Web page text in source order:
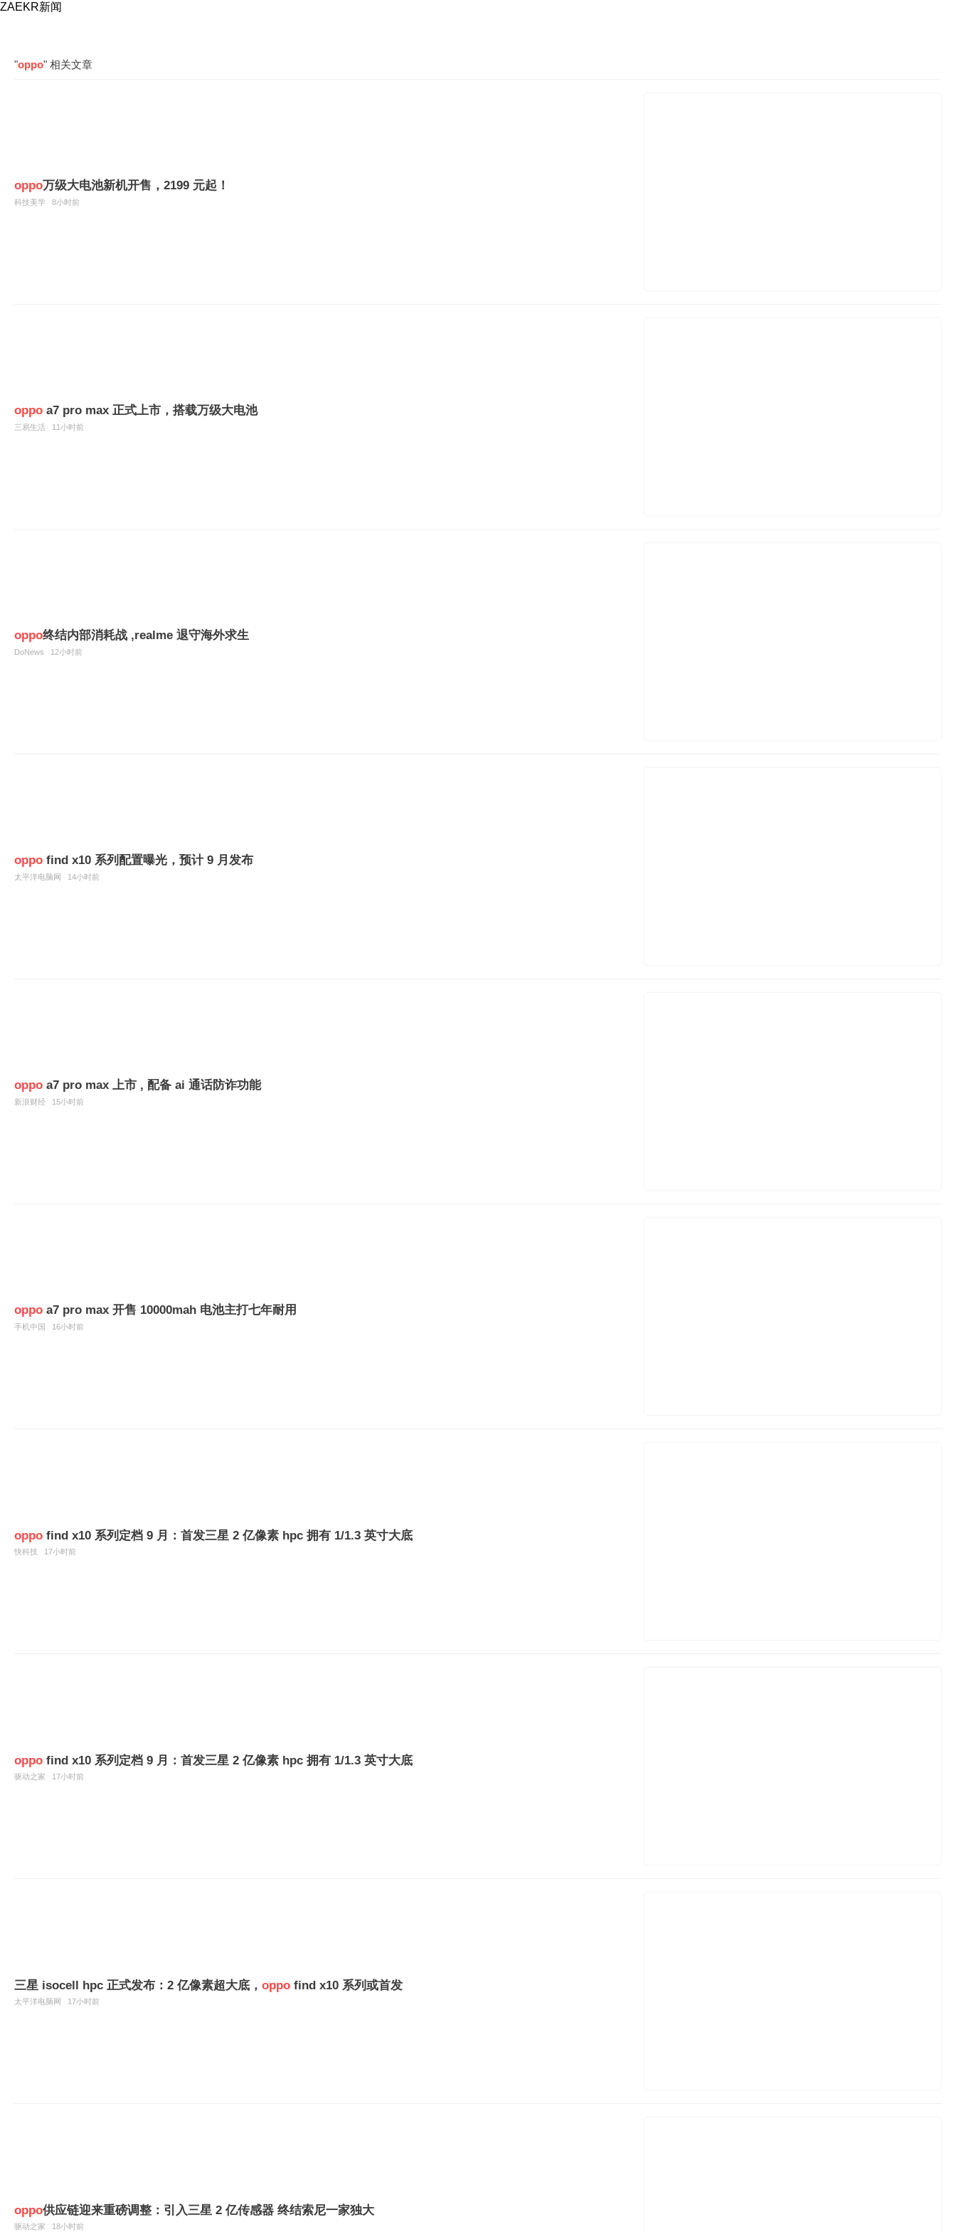
ZAEKR新闻
"oppo" 相关文章
oppo万级大电池新机开售，2199 元起！
科技美学 8小时前
oppo a7 pro max 正式上市，搭载万级大电池
三易生活 11小时前
oppo终结内部消耗战 ,realme 退守海外求生
DoNews 12小时前
oppo find x10 系列配置曝光，预计 9 月发布
太平洋电脑网 14小时前
oppo a7 pro max 上市 , 配备 ai 通话防诈功能
新浪财经 15小时前
oppo a7 pro max 开售 10000mah 电池主打七年耐用
手机中国 16小时前
oppo find x10 系列定档 9 月：首发三星 2 亿像素 hpc 拥有 1/1.3 英寸大底
快科技 17小时前
oppo find x10 系列定档 9 月：首发三星 2 亿像素 hpc 拥有 1/1.3 英寸大底
驱动之家 17小时前
三星 isocell hpc 正式发布：2 亿像素超大底， oppo find x10 系列或首发
太平洋电脑网 17小时前
oppo供应链迎来重磅调整：引入三星 2 亿传感器 终结索尼一家独大
驱动之家 18小时前